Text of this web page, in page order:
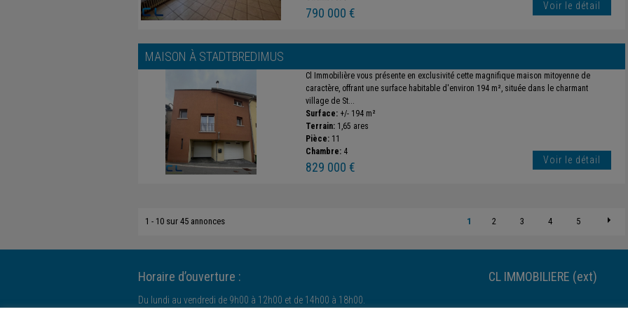
790 000 € Voir le détail
MAISON À STADTBREDIMUS
Cl Immobilière vous présente en exclusivité cette magnifique maison mitoyenne de
caractère, offrant une surface habitable d'environ 194 m², située dans le charmant
village de St...
Surface: +/- 194 m²
Terrain: 1,65 ares
Pièce: 11
Chambre: 4
829 000 € Voir le détail
1 - 10 sur 45 annonces 1 2 3 4 5
Horaire d’ouverture :
Du lundi au vendredi de 9h00 à 12h00 et de 14h00 à 18h00.
CL IMMOBILIERE (ext)